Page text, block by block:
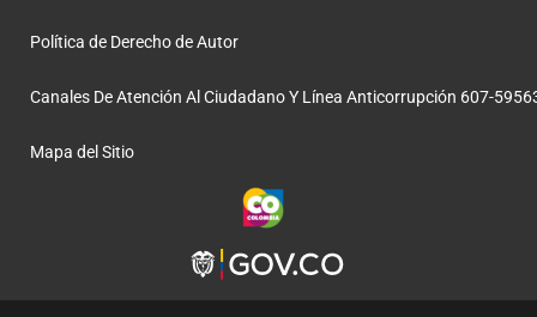
Política de Derecho de Autor
Canales De Atención Al Ciudadano Y Línea Anticorrupción 607-
Mapa del Sitio